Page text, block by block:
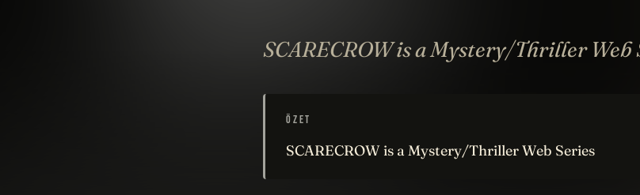
SCARECROW is a Mystery/Thriller Web
ÖZET
SCARECROW is a Mystery/Thriller Web Series